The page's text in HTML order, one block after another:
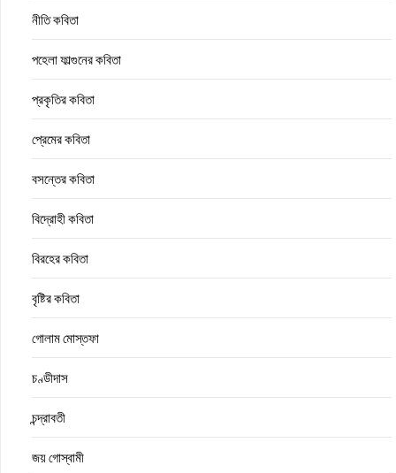
নীতি কবিতা
পহেলা ফাল্গুনের কবিতা
প্রকৃতির কবিতা
প্রেমের কবিতা
বসন্তের কবিতা
বিদ্রোহী কবিতা
বিরহের কবিতা
বৃষ্টির কবিতা
গোলাম মোস্তফা
চণ্ডীদাস
চন্দ্রাবতী
জয় গোস্বামী